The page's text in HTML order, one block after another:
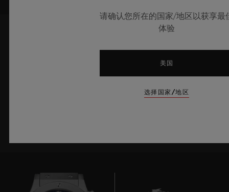
了解最新新闻资讯
请确认您所在的国家/地区以获享最
体验
美国
选择国家/地区